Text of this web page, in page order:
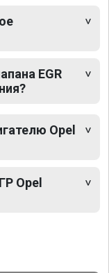
EGR
Opel
Opel